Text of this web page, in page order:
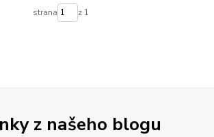
strana z 1
z našeho blogu